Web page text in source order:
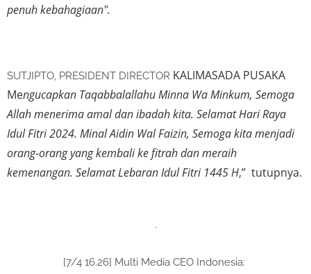
penuh kebahagiaan".
SUTJIPTO, PRESIDENT DIRECTOR KALIMASADA PUSAKA
Mengucapkan Taqabbalallahu Minna Wa Minkum, Semoga
Allah menerima amal dan ibadah kita. Selamat Hari Raya
Idul Fitri 2024. Minal Aidin Wal Faizin, Semoga kita menjadi
orang-orang yang kembali ke fitrah dan meraih
kemenangan. Selamat Lebaran Idul Fitri 1445 H,” tutupnya.
.
[7/4 16.26] Multi Media CEO Indonesia: